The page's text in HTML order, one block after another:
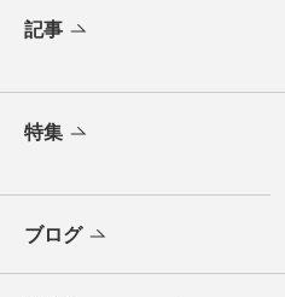
記事
特集
ブログ